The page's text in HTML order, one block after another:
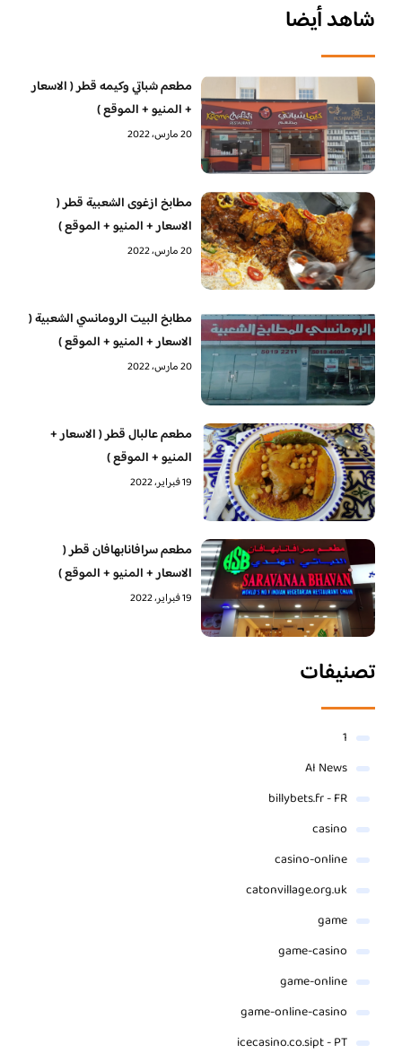
شاهد أيضا
مطعم شباتي وكيمه قطر ( الاسعار
+ المنيو + الموقع )
20 مارس، 2022
مطابخ ازغوى الشعبية قطر (
الاسعار + المنيو + الموقع )
20 مارس، 2022
مطابخ البيت الرومانسي الشعبية (
الاسعار + المنيو + الموقع )
20 مارس، 2022
مطعم عالبال قطر ( الاسعار +
المنيو + الموقع )
19 فبراير، 2022
مطعم سرافانابهافان قطر (
الاسعار + المنيو + الموقع )
19 فبراير، 2022
تصنيفات
1
AI News
billybets.fr - FR
casino
casino-online
catonvillage.org.uk
game
game-casino
game-online
game-online-casino
icecasino.co.sipt - PT